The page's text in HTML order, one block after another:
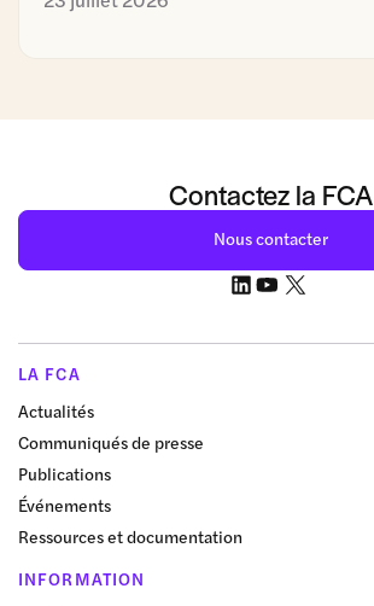
Contactez la FCA
Nous contacter
LA FCA
Actualités
Communiqués de presse
Publications
Événements
Ressources et documentation
INFORMATION